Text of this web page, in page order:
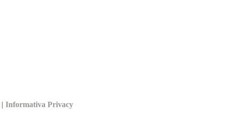
|Informativa Privacy